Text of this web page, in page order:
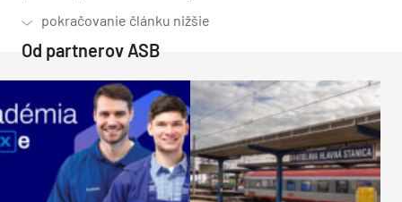
Od partnerov ASB